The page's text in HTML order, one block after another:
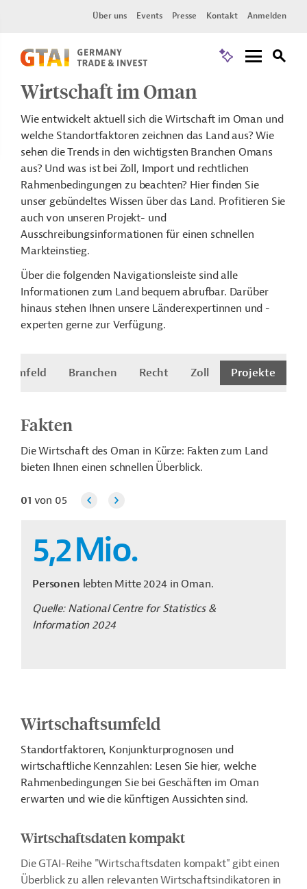
Über uns Events Presse Kontakt Anmelden
Wirtschaft im Oman
Wie entwickelt aktuell sich die Wirtschaft im Oman und
welche Standortfaktoren zeichnen das Land aus? Wie
sehen die Trends in den wichtigsten Branchen Omans
aus? Und was ist bei Zoll, Import und rechtlichen
Rahmenbedingungen zu beachten? Hier finden Sie
unser gebündeltes Wissen über das Land. Profitieren Sie
auch von unseren Projekt- und
Ausschreibungsinformationen für einen schnellen
Markteinstieg.
Über die folgenden Navigationsleiste sind alle
Informationen zum Land bequem abrufbar. Darüber
hinaus stehen Ihnen unsere Länderexpertinnen und -
experten gerne zur Verfügung.
Branchen Recht Zoll Projekte
Fakten
Die Wirtschaft des Oman in Kürze: Fakten zum Land
bieten Ihnen einen schnellen Überblick.
01 von 05
5,2Mio.
Personen lebten Mitte 2024 in Oman.
Quelle: National Centre for Statistics &
Information 2024
Wirtschaftsumfeld
Standortfaktoren, Konjunkturprognosen und
wirtschaftliche Kennzahlen: Lesen Sie hier, welche
Rahmenbedingungen Sie bei Geschäften im Oman
erwarten und wie die künftigen Aussichten sind.
Wirtschaftsdaten kompakt
Die GTAI-Reihe "Wirtschaftsdaten kompakt" gibt einen
Überblick zu allen relevanten Wirtschaftsindikatoren in